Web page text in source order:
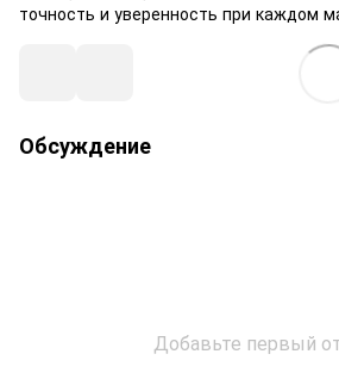
точность и уверенность при каждом
Обсуждение
Добавьте первый